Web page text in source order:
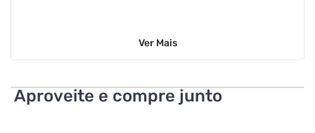
Ver Mais
Aproveite e compre junto